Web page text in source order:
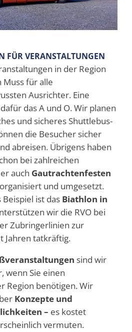
FÜR VERANSTALTUNGEN
in der Region
für alle
Ausrichter. Eine
das A und O. Wir planen
und sicheres Shuttlebus-
die Besucher sicher
abreisen. Übrigens haben
bei zahlreichen
auch Gautrachtenfesten
und umgesetzt.
ist das Biathlon in
wir die RVO bei
Zubringerlinien zur
Jahren tatkräftig.
sind wir
wenn Sie einen
Region benötigen. Wir
Konzepte und
– es kostet
vermuten.